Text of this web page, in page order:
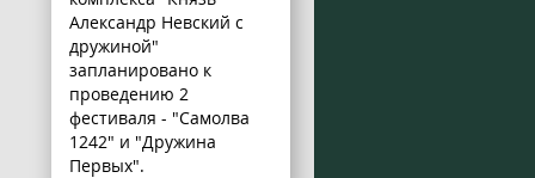
Александр Невский с
дружиной"
запланировано к
проведению 2
фестиваля - "Самолва
1242" и "Дружина
Первых".